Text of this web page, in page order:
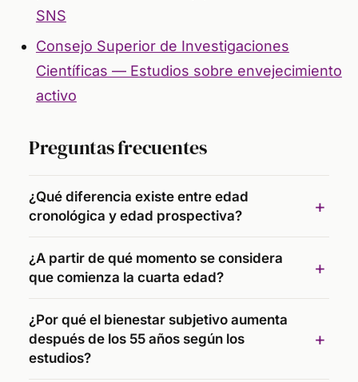
SNS
Consejo Superior de Investigaciones
Científicas — Estudios sobre envejecimiento
activo
Preguntas frecuentes
¿Qué diferencia existe entre edad
cronológica y edad prospectiva?
¿A partir de qué momento se considera
que comienza la cuarta edad?
¿Por qué el bienestar subjetivo aumenta
después de los 55 años según los
estudios?